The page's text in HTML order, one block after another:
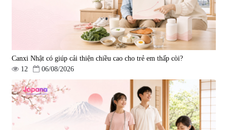
Viên uống phòng ngừa đột quỵ,
tai biến Nattokinase Nano
Premium 120 viên 149.877
2.290.000 đ
Canxi Nhật có giúp cải thiện chiều cao cho trẻ em thấp còi?
12
06/08/2026